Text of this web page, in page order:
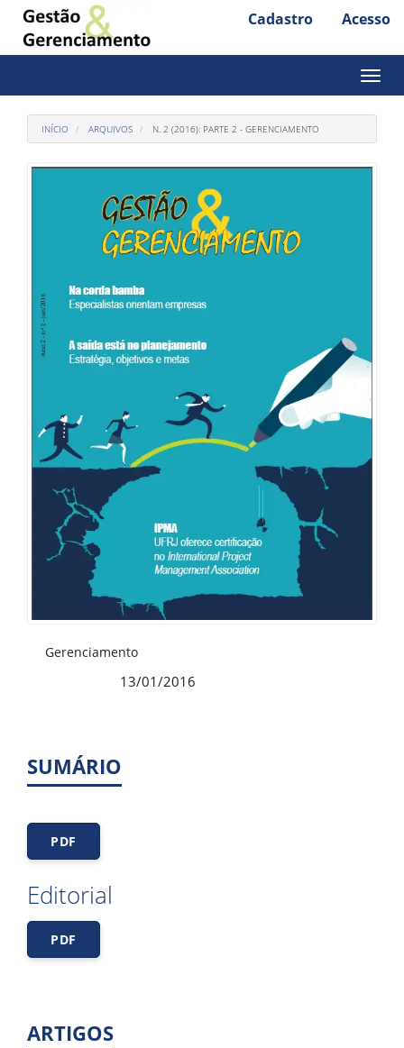
Acesso
rápido
o
conteúdo
Lateral
Cadastro Acesso
Toggle
INÍCIO ARQUIVOS N. 2 (2016): PARTE 2 - GERENCIAMENTO
Gerenciamento
13/01/2016
SUMÁRIO
PDF
Editorial
PDF
ARTIGOS